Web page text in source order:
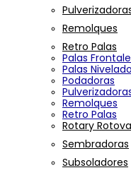
Remolques
Retro Palas
Palas
Palas
Podadoras
Remolques
Retro Palas
Rotary
Sembradoras
Subsoladores